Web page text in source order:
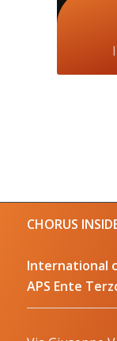
CHORUS
International
APS Ente